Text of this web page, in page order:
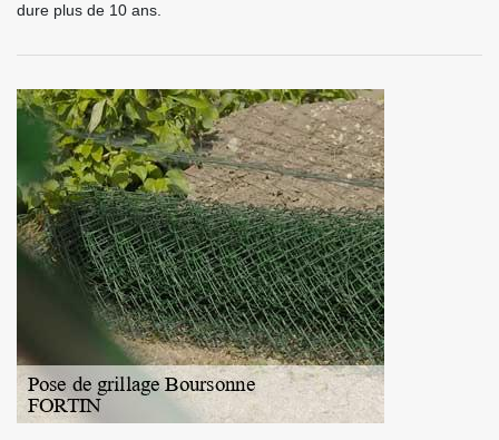
dure plus de 10 ans.